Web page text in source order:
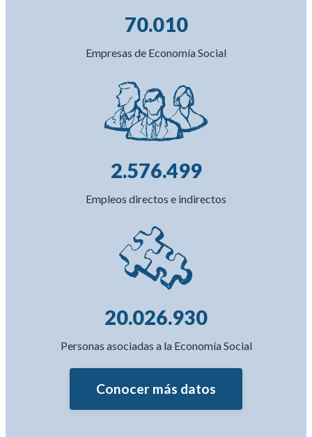
70.010
Empresas de Economía Social
2.576.499
Empleos directos e indirectos
20.026.930
Personas asociadas a la Economía Social
Conocer más datos